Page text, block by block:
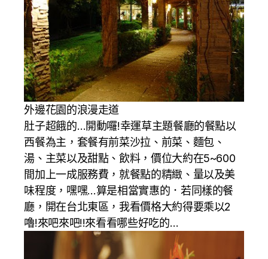
外邊花園的浪漫走道
肚子超餓的…開動囉!幸運草主題餐廳的餐點以
西餐為主，套餐有前菜沙拉、前菜、麵包、
湯、主菜以及甜點、飲料，價位大約在5~600
間加上一成服務費，就餐點的精緻、量以及美
味程度，嘿嘿…算是相當實惠的．若同樣的餐
廳，開在台北東區，我看價格大約得要乘以2
嚕!來吧來吧!!來看看哪些好吃的…